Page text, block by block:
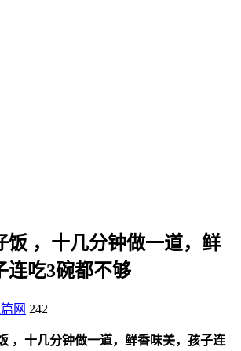
饭 ，十几分钟做一道，鲜
连吃3碗都不够
网 242
，十几分钟做一道，鲜香味美，孩子连